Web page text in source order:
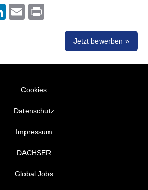
LinkedInEmail
Jetzt bewerben »
Cookies
Datenschutz
Impressum
DACHSER
Global Jobs